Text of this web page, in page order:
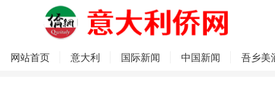
网站首页 意大利 国际新闻 中国新闻 吾乡美